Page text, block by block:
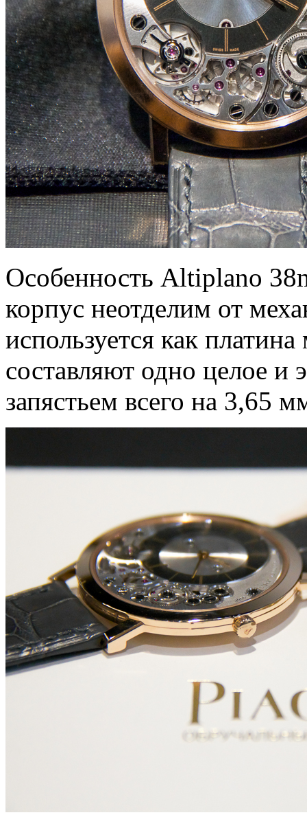
Особенность Altiplano
корпус неотделим от
используется как
составляют одно целое и
запястьем всего на 3,65